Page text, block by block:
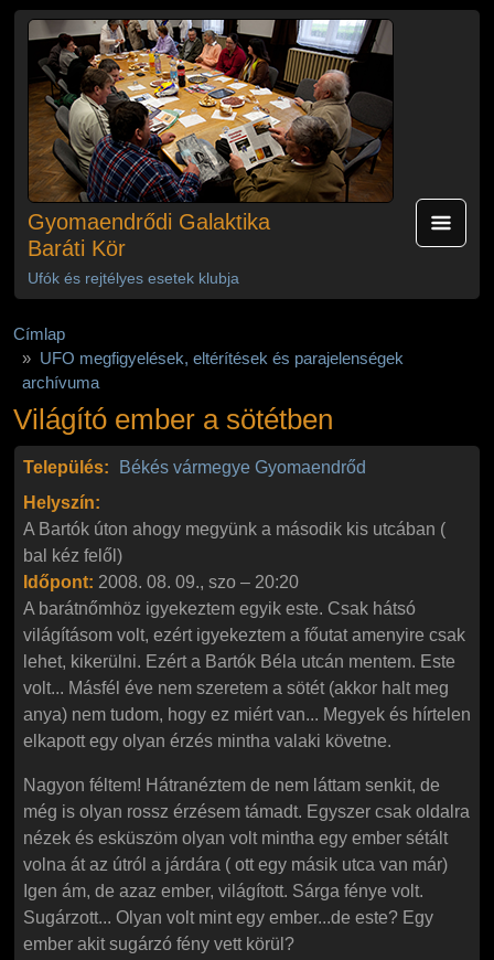
Ugrás a tartalomra
Gyomaendrődi Galaktika
Baráti Kör
Ufók és rejtélyes esetek klubja
Címlap
UFO megfigyelések, eltérítések és parajelenségek
archívuma
Világító ember a sötétben
Település: Békés vármegye Gyomaendrőd
Helyszín:
A Bartók úton ahogy megyünk a második kis utcában (
bal kéz felől)
Időpont: 2008. 08. 09., szo – 20:20
A barátnőmhöz igyekeztem egyik este. Csak hátsó
világításom volt, ezért igyekeztem a főutat amenyire csak
lehet, kikerülni. Ezért a Bartók Béla utcán mentem. Este
volt... Másfél éve nem szeretem a sötét (akkor halt meg
anya) nem tudom, hogy ez miért van... Megyek és hírtelen
elkapott egy olyan érzés mintha valaki követne.
Nagyon féltem! Hátranéztem de nem láttam senkit, de
még is olyan rossz érzésem támadt. Egyszer csak oldalra
nézek és esküszöm olyan volt mintha egy ember sétált
volna át az útról a járdára ( ott egy másik utca van már)
Igen ám, de azaz ember, világított. Sárga fénye volt.
Sugárzott... Olyan volt mint egy ember...de este? Egy
ember akit sugárzó fény vett körül?